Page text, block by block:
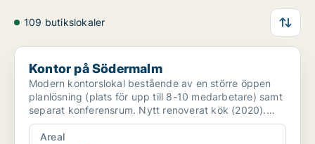
109 butikslokaler
Kontor på Södermalm
Kontor på Södermalm
Modern kontorslokal bestående av en större öppen
planlösning (plats för upp till 8-10 medarbetare) samt
separat konferensrum. Nytt renoverat kök (2020).
värm...
Areal